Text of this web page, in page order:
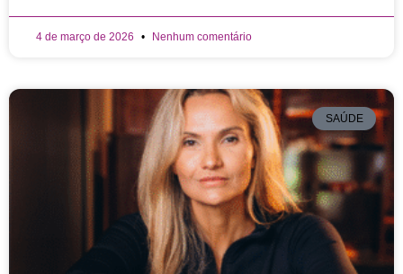
4 de março de 2026 Nenhum comentário
SAÚDE